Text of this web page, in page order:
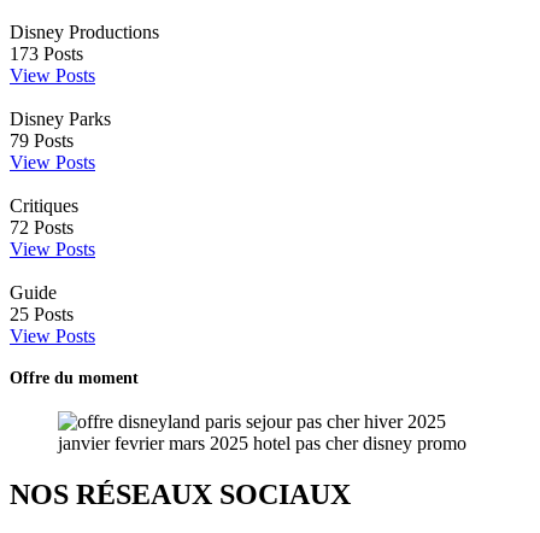
Disney Productions
173 Posts
View Posts
Disney Parks
79 Posts
View Posts
Critiques
72 Posts
View Posts
Guide
25 Posts
View Posts
Offre du moment
NOS RÉSEAUX SOCIAUX